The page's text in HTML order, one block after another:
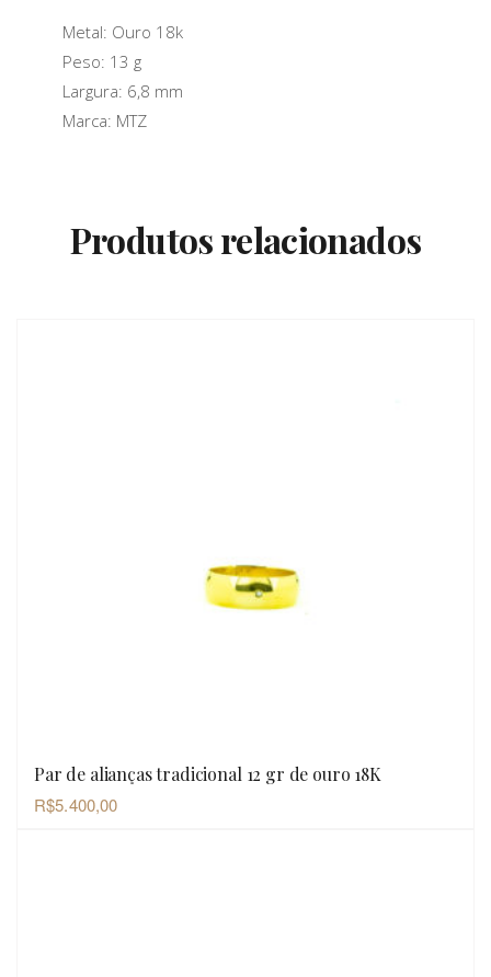
Metal: Ouro 18k
Peso: 13 g
Largura: 6,8 mm
Marca: MTZ
Produtos relacionados
OLHADA RÁPIDA
Par de alianças tradicional 12 gr de ouro 18K
R$5.400,00